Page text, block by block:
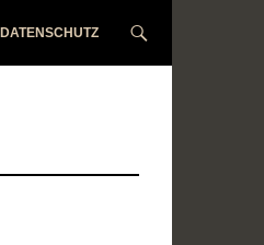
DATENSCHUTZ